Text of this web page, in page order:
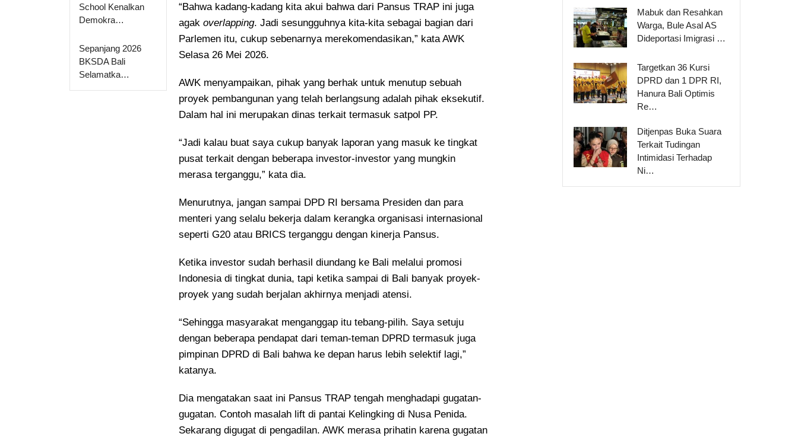
School Kenalkan
Demokra…
Sepanjang 2026
BKSDA Bali
Selamatka…
“Bahwa kadang-kadang kita akui bahwa dari Pansus TRAP ini juga
agakoverlapping. Jadi sesungguhnya kita-kita sebagai bagian dari
Parlemen itu, cukup sebenarnya merekomendasikan,” kata AWK
Selasa 26 Mei 2026.
AWK menyampaikan, pihak yang berhak untuk menutup sebuah
proyek pembangunan yang telah berlangsung adalah pihak eksekutif.
Dalam hal ini merupakan dinas terkait termasuk satpol PP.
“Jadi kalau buat saya cukup banyak laporan yang masuk ke tingkat
pusat terkait dengan beberapa investor-investor yang mungkin
merasa terganggu,” kata dia.
Menurutnya, jangan sampai DPD RI bersama Presiden dan para
menteri yang selalu bekerja dalam kerangka organisasi internasional
seperti G20 atau BRICS terganggu dengan kinerja Pansus.
Ketika investor sudah berhasil diundang ke Bali melalui promosi
Indonesia di tingkat dunia, tapi ketika sampai di Bali banyak proyek-
proyek yang sudah berjalan akhirnya menjadi atensi.
“Sehingga masyarakat menganggap itu tebang-pilih. Saya setuju
dengan beberapa pendapat dari teman-teman DPRD termasuk juga
pimpinan DPRD di Bali bahwa ke depan harus lebih selektif lagi,”
katanya.
Dia mengatakan saat ini Pansus TRAP tengah menghadapi gugatan-
gugatan. Contoh masalah lift di pantai Kelingking di Nusa Penida.
Sekarang digugat di pengadilan. AWK merasa prihatin karena gugatan
Mabuk dan Resahkan
Warga, Bule Asal AS
Dideportasi Imigrasi …
Targetkan 36 Kursi
DPRD dan 1 DPR RI,
Hanura Bali Optimis
Re…
Ditjenpas Buka Suara
Terkait Tudingan
Intimidasi Terhadap
Ni…